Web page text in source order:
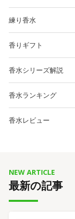
練り香水
香りギフト
香水シリーズ解説
香水ランキング
香水レビュー
最新の記事
NEW ARTICLE